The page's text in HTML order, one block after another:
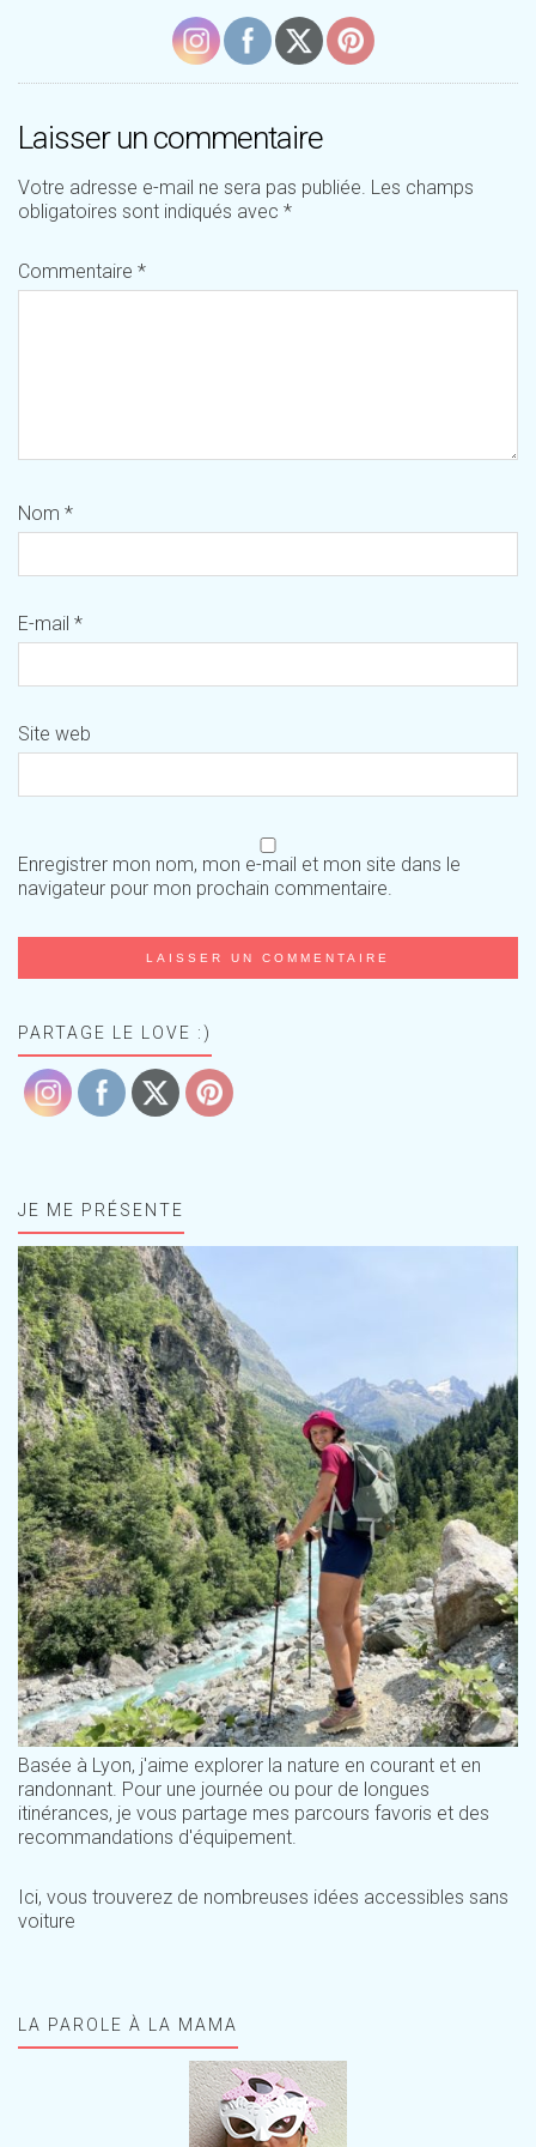
Laisser un commentaire
Votre adresse e-mail ne sera pas publiée. Les champs
obligatoires sont indiqués avec *
Commentaire *
Nom *
E-mail *
Site web
Enregistrer mon nom, mon e-mail et mon site dans le
navigateur pour mon prochain commentaire.
PARTAGE LE LOVE :)
JE ME PRÉSENTE
Basée à Lyon, j'aime explorer la nature en courant et en
randonnant. Pour une journée ou pour de longues
itinérances, je vous partage mes parcours favoris et des
recommandations d'équipement.
Ici, vous trouverez de nombreuses idées accessibles sans
voiture
LA PAROLE À LA MAMA